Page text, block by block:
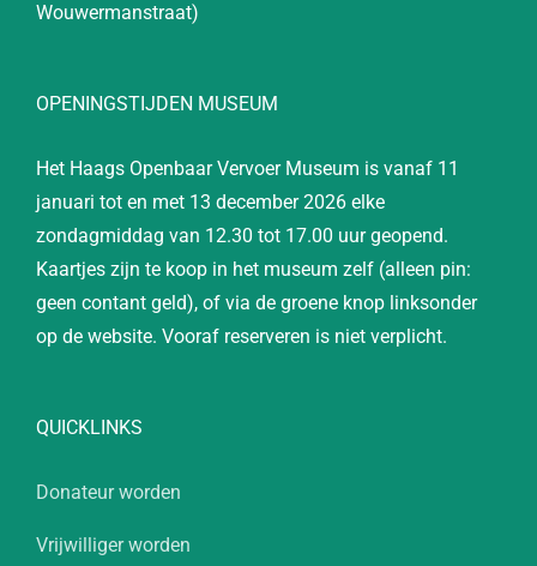
Wouwermanstraat)
OPENINGSTIJDEN MUSEUM
Het Haags Openbaar Vervoer Museum is vanaf 11
januari tot en met 13 december 2026 elke
zondagmiddag van 12.30 tot 17.00 uur geopend.
Kaartjes zijn te koop in het museum zelf (alleen pin:
geen contant geld), of via de groene knop linksonder
op de website. Vooraf reserveren is niet verplicht.
QUICKLINKS
Donateur worden
Vrijwilliger worden